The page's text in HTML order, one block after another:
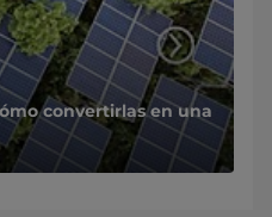
convertirlas en una